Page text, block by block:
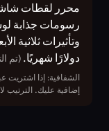
محرر لقطات
رسومات جذابة
دولارًا شهريًا. (تم
الشفافية: إذا اشتريت
إضافية عليك. الترتيب